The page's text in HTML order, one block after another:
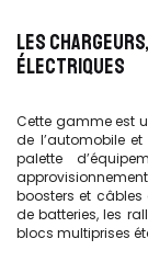
LES
ÉLECTRIQUES
Cette gamme est
de l’automobile
palette
boosters et câbles
de batteries, les
blocs multiprises